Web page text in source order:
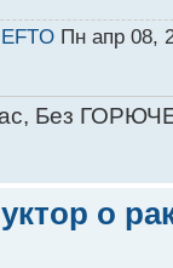
Пн апр 08,
Без
о